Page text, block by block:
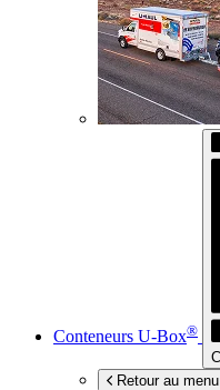
Conteneurs U-Box®
Retour au